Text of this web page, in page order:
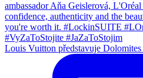
Louis Vuitton představuje